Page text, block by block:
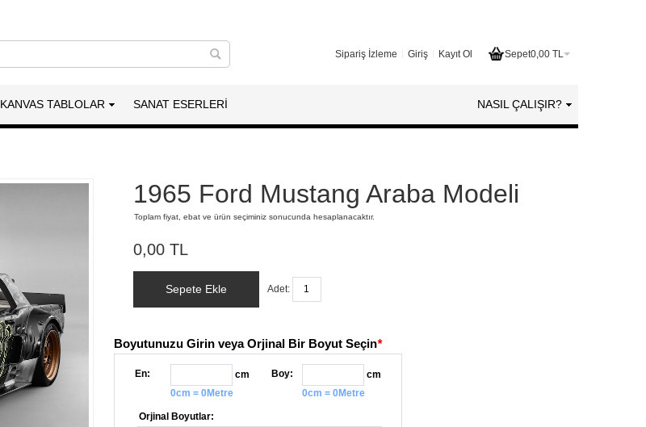
Sepet0,00 TL
Sipariş İzleme Giriş Kayıt Ol
KANVAS TABLOLAR SANAT ESERLERI NASIL ÇALIŞIR?
1965 Ford Mustang Araba Modeli
Toplam fiyat, ebat ve ürün seçiminiz sonucunda hesaplanacaktır.
0,00 TL
Sepete Ekle Adet:
Boyutunuzu Girin veya Orjinal Bir Boyut Seçin*
En:
cm
0cm = 0Metre
Boy:
cm
0cm = 0Metre
Orjinal Boyutlar: